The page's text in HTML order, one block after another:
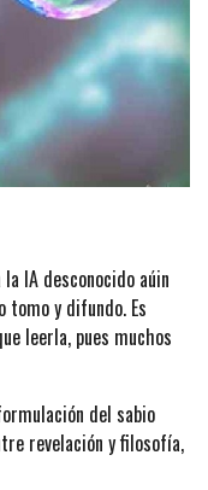
IA desconocido aúin
tomo y difundo. Es
leerla, pues muchos
del sabio
revelación y filosofía,